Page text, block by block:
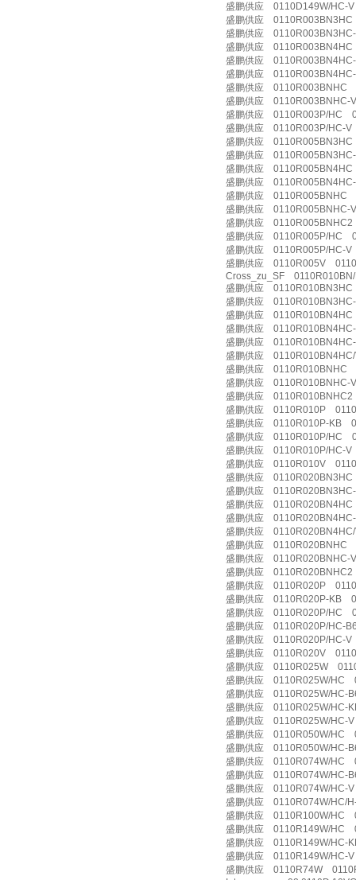
盛鹏供应 0110D149W/HC-
盛鹏供应
盛鹏供应
盛鹏供应
盛鹏供应
盛鹏供应
盛鹏供应 0110R003BNHC
盛鹏供应 0110R003BNHC-
盛鹏供应 0110R003P/HC
盛鹏供应 0110R003P/HC-
盛鹏供应
盛鹏供应
盛鹏供应
盛鹏供应
盛鹏供应 0110R005BNHC
盛鹏供应 0110R005BNHC-
盛鹏供应
盛鹏供应 0110R005P/HC
盛鹏供应 0110R005P/HC-
盛鹏供应 0110R005V 0110
Cross_zu_SF
盛鹏供应
盛鹏供应
盛鹏供应
盛鹏供应
盛鹏供应
盛鹏供应
盛鹏供应 0110R010BNHC
盛鹏供应 0110R010BNHC-
盛鹏供应
盛鹏供应 0110R010P 0110
盛鹏供应 0110R010P-KB
盛鹏供应 0110R010P/HC
盛鹏供应 0110R010P/HC-
盛鹏供应 0110R010V
盛鹏供应
盛鹏供应
盛鹏供应
盛鹏供应
盛鹏供应
盛鹏供应 0110R020BNHC
盛鹏供应 0110R020BNHC-
盛鹏供应
盛鹏供应 0110R020P 0110
盛鹏供应 0110R020P-KB
盛鹏供应 0110R020P/HC
盛鹏供应 0110R020P/HC-
盛鹏供应 0110R020P/HC-
盛鹏供应 0110R020V
盛鹏供应 0110R025W
盛鹏供应 0110R025W/HC
盛鹏供应 0110R025W/HC-
盛鹏供应 0110R025W/HC-
盛鹏供应 0110R025W/HC-
盛鹏供应 0110R050W/HC
盛鹏供应 0110R050W/HC-
盛鹏供应 0110R074W/HC
盛鹏供应 0110R074W/HC-
盛鹏供应 0110R074W/HC-
盛鹏供应 0110R074W/HC/
盛鹏供应 0110R100W/HC
盛鹏供应 0110R149W/HC
盛鹏供应 0110R149W/HC-
盛鹏供应 0110R149W/HC-
盛鹏供应 0110R74W